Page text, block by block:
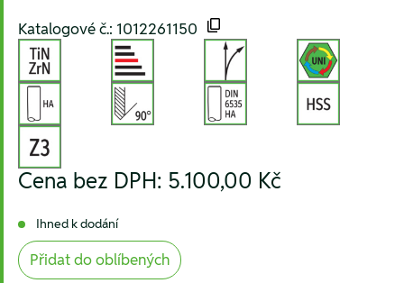
Katalogové č.: 1012261150
Cena bez DPH: 5.100,00 Kč
Ihned k dodání
Přidat do oblíbených